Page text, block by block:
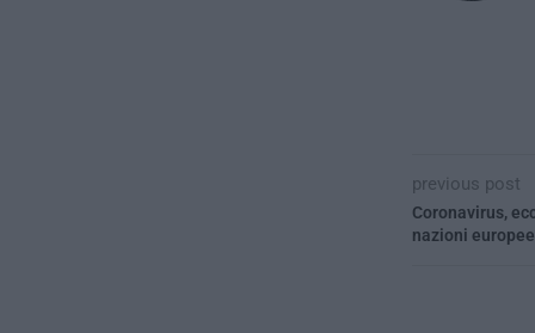
previous post
Coronavirus,
nazioni europee